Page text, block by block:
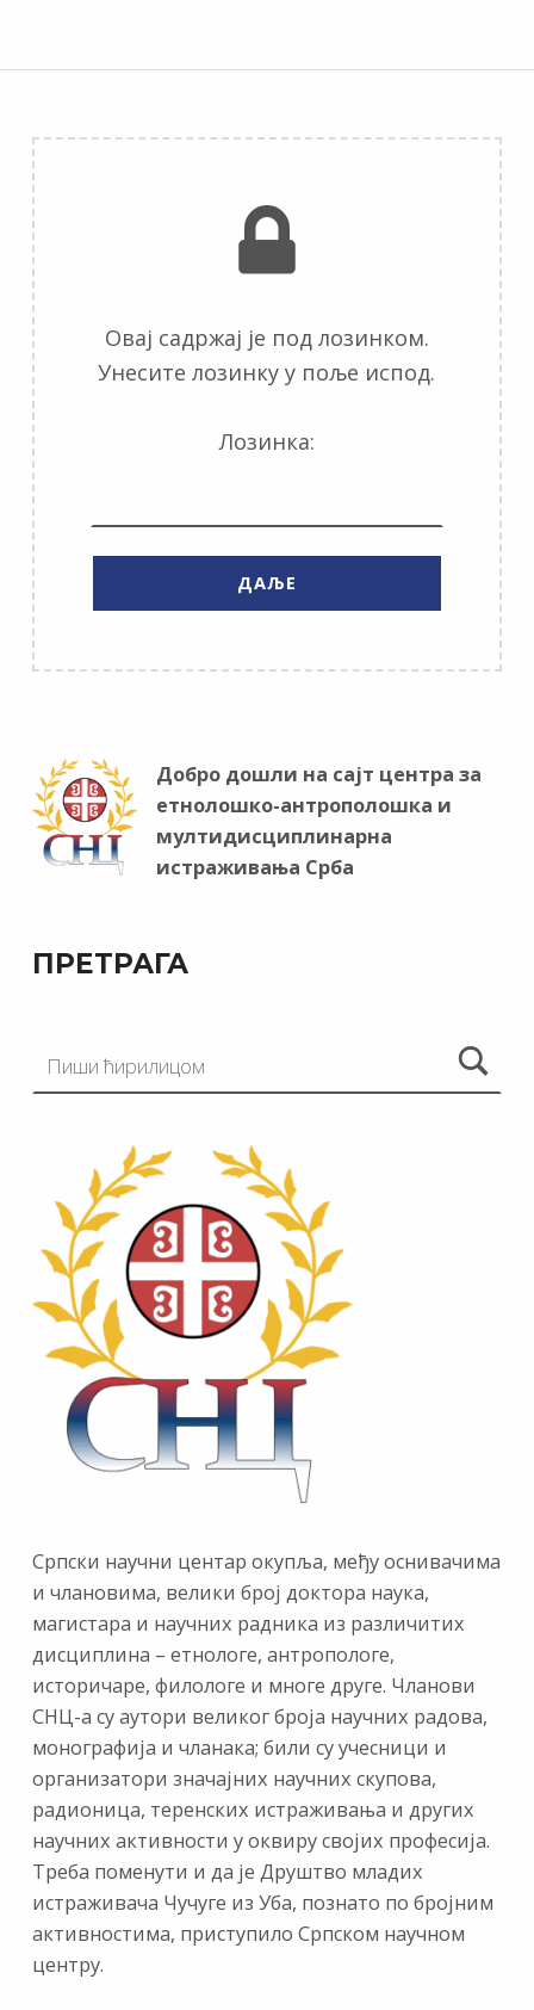
Овај садржај је под лозинком.
Унесите лозинку у поље испод.
Лозинка:
Добро дошли на сајт центра за
етнолошко-антрополошка и
мултидисциплинарна
истраживања Срба
ПРЕТРАГА
Српски научни центар окупља, међу оснивачима
и члановима, велики број доктора наука,
магистара и научних радника из различитих
дисциплина – етнологе, антропологе,
историчаре, филологе и многе друге. Чланови
СНЦ-а су аутори великог броја научних радова,
монографија и чланака; били су учесници и
организатори значајних научних скупова,
радионица, теренских истраживања и других
научних активности у оквиру својих професија.
Треба поменути и да је Друштво младих
истраживача Чучуге из Уба, познато по бројним
активностима, приступило Српском научном
центру.